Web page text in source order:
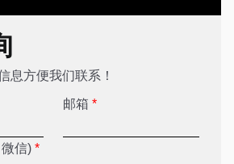
息方便我们联系！
邮箱 *
信) *